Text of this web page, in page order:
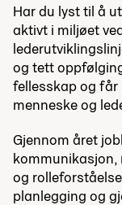
Har du lyst til å
aktivt i miljøet
og tett
fellesskap og får
menneske og
Gjennom året
kommunikasjon,
og
planlegging og